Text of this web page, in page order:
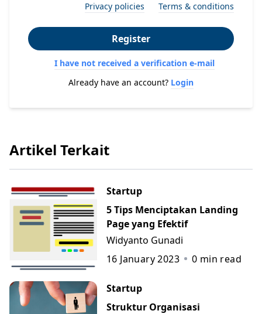
Privacy policies
Terms & conditions
Register
I have not received a verification e-mail
Already have an account? Login
Artikel Terkait
Startup
5 Tips Menciptakan Landing
Page yang Efektif
Widyanto Gunadi
16 January 2023
0 min read
Startup
Struktur Organisasi